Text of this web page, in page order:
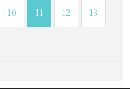
10 11 12 13